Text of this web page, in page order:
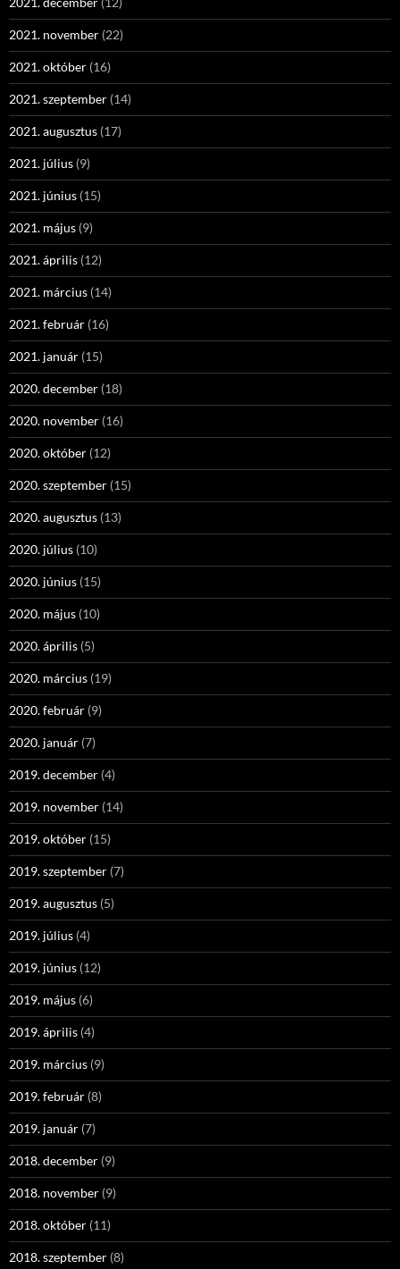
2021. november (22)
2021. október (16)
2021. szeptember (14)
2021. augusztus (17)
2021. július (9)
2021. június (15)
2021. május (9)
2021. április (12)
2021. március (14)
2021. február (16)
2021. január (15)
2020. december (18)
2020. november (16)
2020. október (12)
2020. szeptember (15)
2020. augusztus (13)
2020. július (10)
2020. június (15)
2020. május (10)
2020. április (5)
2020. március (19)
2020. február (9)
2020. január (7)
2019. december (4)
2019. november (14)
2019. október (15)
2019. szeptember (7)
2019. augusztus (5)
2019. július (4)
2019. június (12)
2019. május (6)
2019. április (4)
2019. március (9)
2019. február (8)
2019. január (7)
2018. december (9)
2018. november (9)
2018. október (11)
2018. szeptember (8)